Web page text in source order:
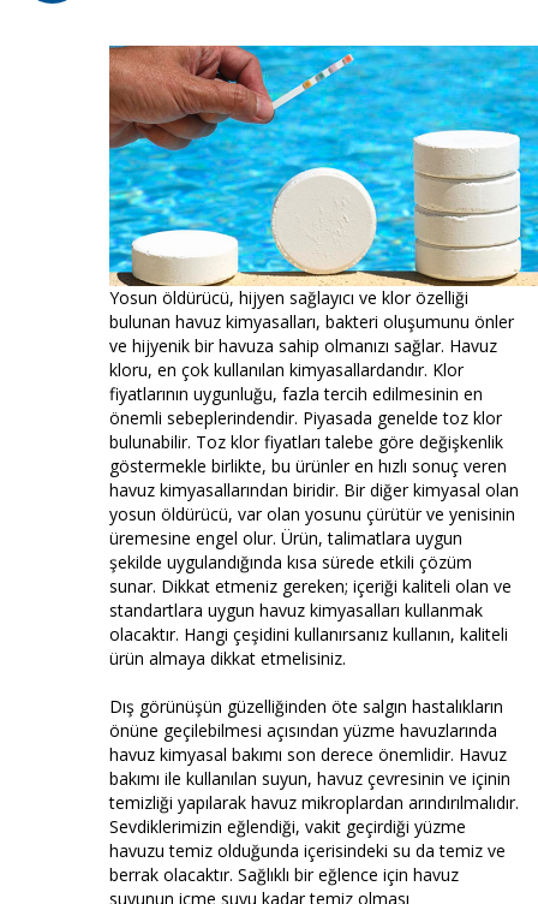
Yosun öldürücü, hijyen sağlayıcı ve klor özelliği
bulunan havuz kimyasalları, bakteri oluşumunu önler
ve hijyenik bir havuza sahip olmanızı sağlar. Havuz
kloru, en çok kullanılan kimyasallardandır. Klor
fiyatlarının uygunluğu, fazla tercih edilmesinin en
önemli sebeplerindendir. Piyasada genelde toz klor
bulunabilir. Toz klor fiyatları talebe göre değişkenlik
göstermekle birlikte, bu ürünler en hızlı sonuç veren
havuz kimyasallarından biridir. Bir diğer kimyasal olan
yosun öldürücü, var olan yosunu çürütür ve yenisinin
üremesine engel olur. Ürün, talimatlara uygun
şekilde uygulandığında kısa sürede etkili çözüm
sunar. Dikkat etmeniz gereken; içeriği kaliteli olan ve
standartlara uygun havuz kimyasalları kullanmak
olacaktır. Hangi çeşidini kullanırsanız kullanın, kaliteli
ürün almaya dikkat etmelisiniz.
Dış görünüşün güzelliğinden öte salgın hastalıkların
önüne geçilebilmesi açısından yüzme havuzlarında
havuz kimyasal bakımı son derece önemlidir. Havuz
bakımı ile kullanılan suyun, havuz çevresinin ve içinin
temizliği yapılarak havuz mikroplardan arındırılmalıdır.
Sevdiklerimizin eğlendiği, vakit geçirdiği yüzme
havuzu temiz olduğunda içerisindeki su da temiz ve
berrak olacaktır. Sağlıklı bir eğlence için havuz
suyunun içme suyu kadar temiz olması